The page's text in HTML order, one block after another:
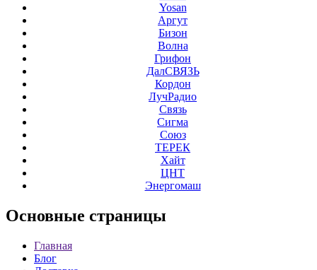
Yosan
Аргут
Бизон
Волна
Грифон
ДалСВЯЗЬ
Кордон
ЛучРадио
Связь
Сигма
Союз
ТЕРЕК
Хайт
ЦНТ
Энергомаш
Основные страницы
Главная
Блог